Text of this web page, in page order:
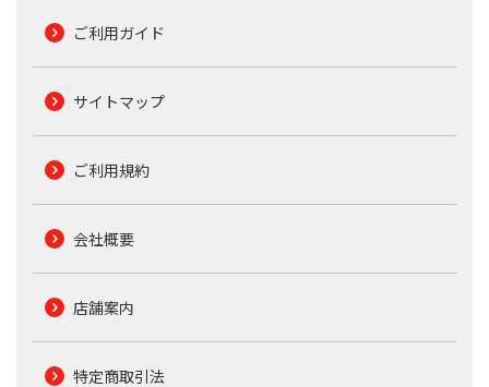
ご利用ガイド
サイトマップ
ご利用規約
会社概要
店舗案内
特定商取引法